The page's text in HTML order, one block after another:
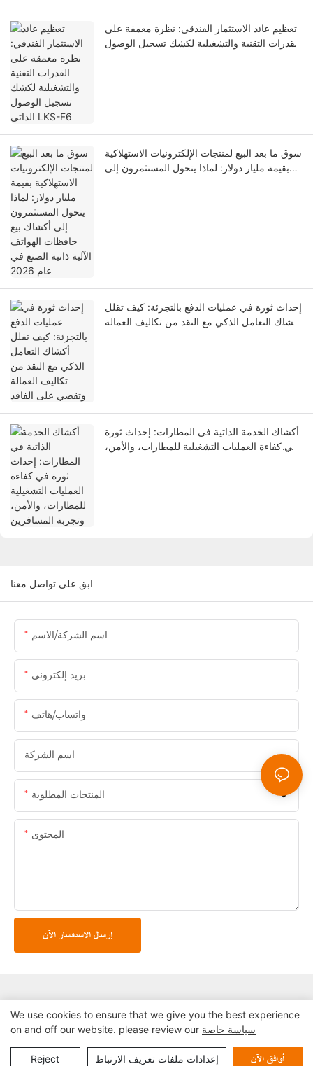
تعظيم عائد الاستثمار الفندقي: نظرة معمقة على
القدرات التقنية والتشغيلية لكشك تسجيل الوصول
سوق ما بعد البيع لمنتجات الإلكترونيات الاستهلاكية
بقيمة مليار دولار: لماذا يتحول المستثمرون إلى
إحداث ثورة في عمليات الدفع بالتجزئة: كيف تقلل
أكشاك التعامل الذكي مع النقد من تكاليف العمالة
أكشاك الخدمة الذاتية في المطارات: إحداث ثورة
في كفاءة العمليات التشغيلية للمطارات، والأمن،
ابق على تواصل معنا
اسم الشركة/الاسم
بريد إلكتروني
واتساب/هاتف
اسم الشركة
المنتجات المطلوبة
المحتوى
إرسال الاستفسار الآن
حقوق النشر © 2024 شركة شنتشن لين كشك سيستمز المحدودة |
خريطة الموقع
سياسة الخصوصية
We use cookies to ensure that we give you the best experience
on and off our website. please review our سياسة خاصة
Reject إعدادات ملفات تعريف الارتباط أوافق الآن